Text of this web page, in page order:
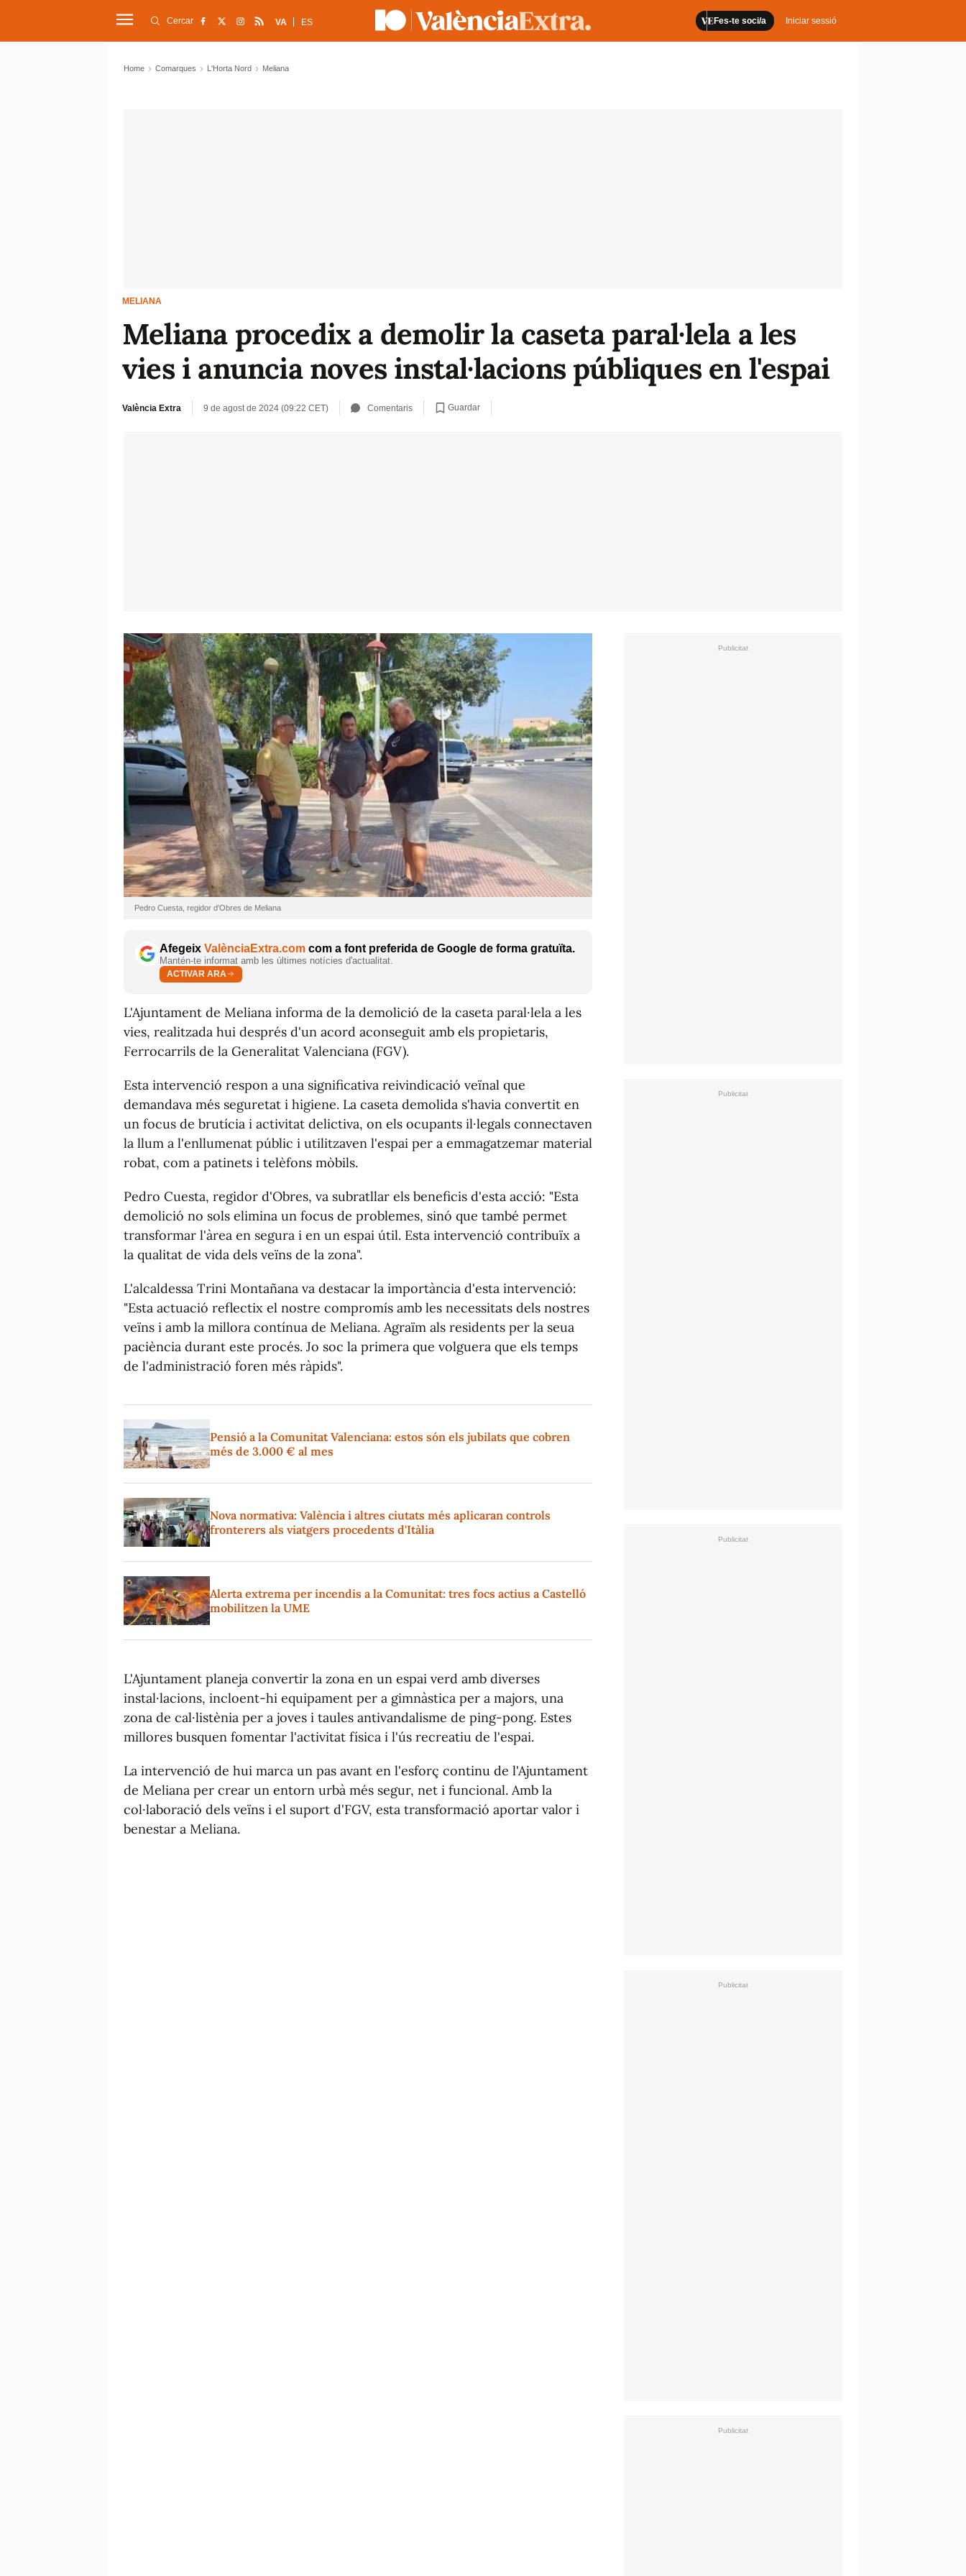
Fes-te soci/a Iniciar sessió
Cercar VA ES
Home Comarques L'Horta Nord Meliana
MELIANA
Meliana procedix a demolir la caseta paral·lela a les
vies i anuncia noves instal·lacions públiques en l'espai
València Extra 9 de agost de 2024 (09:22 CET) Comentaris Guardar
Pedro Cuesta, regidor d'Obres de Meliana
Afegeix ValènciaExtra.com com a font preferida de Google de forma gratuïta.
Mantén-te informat amb les últimes notícies d'actualitat.
ACTIVAR ARA
L'Ajuntament de Meliana informa de la demolició de la caseta paral·lela a les
vies, realitzada hui després d'un acord aconseguit amb els propietaris,
Ferrocarrils de la Generalitat Valenciana (FGV).
Esta intervenció respon a una significativa reivindicació veïnal que
demandava més seguretat i higiene. La caseta demolida s'havia convertit en
un focus de brutícia i activitat delictiva, on els ocupants il·legals connectaven
la llum a l'enllumenat públic i utilitzaven l'espai per a emmagatzemar material
robat, com a patinets i telèfons mòbils.
Pedro Cuesta, regidor d'Obres, va subratllar els beneficis d'esta acció: "Esta
demolició no sols elimina un focus de problemes, sinó que també permet
transformar l'àrea en segura i en un espai útil. Esta intervenció contribuïx a
la qualitat de vida dels veïns de la zona".
L'alcaldessa Trini Montañana va destacar la importància d'esta intervenció:
"Esta actuació reflectix el nostre compromís amb les necessitats dels nostres
veïns i amb la millora contínua de Meliana. Agraïm als residents per la seua
paciència durant este procés. Jo soc la primera que volguera que els temps
de l'administració foren més ràpids".
Pensió a la Comunitat Valenciana: estos són els jubilats que cobren
més de 3.000 € al mes
Nova normativa: València i altres ciutats més aplicaran controls
fronterers als viatgers procedents d'Itàlia
Alerta extrema per incendis a la Comunitat: tres focs actius a Castelló
mobilitzen la UME
L'Ajuntament planeja convertir la zona en un espai verd amb diverses
instal·lacions, incloent-hi equipament per a gimnàstica per a majors, una
zona de cal·listènia per a joves i taules antivandalisme de ping-pong. Estes
millores busquen fomentar l'activitat física i l'ús recreatiu de l'espai.
La intervenció de hui marca un pas avant en l'esforç continu de l'Ajuntament
de Meliana per crear un entorn urbà més segur, net i funcional. Amb la
col·laboració dels veïns i el suport d'FGV, esta transformació aportar valor i
benestar a Meliana.